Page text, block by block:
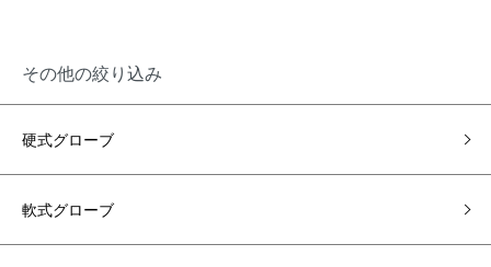
その他の絞り込み
硬式グローブ
軟式グローブ